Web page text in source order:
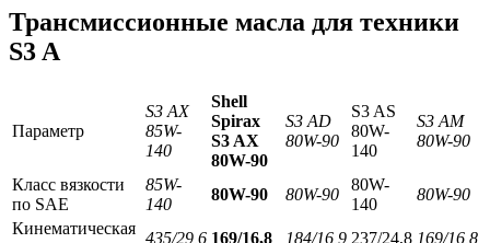
Трансмиссионные масла для техники
S3 A
Параметр
S3 AX
85W-
140
Shell
Spirax
S3 AX
80W-90
S3 AD
80W-90
S3 AS
80W-
140
S3 AM
80W-90
Класс вязкости
по SAE
85W-
140
80W-90 80W-90
80W-
140
80W-90
Кинематическая
435/29,6 169/16,8 184/16,9 237/24,8 169/16,8